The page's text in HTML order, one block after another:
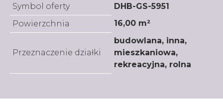
Symbol oferty
DHB-GS-5951
Powierzchnia
16,00 m²
Przeznaczenie działki
budowlana, inna,
mieszkaniowa,
rekreacyjna, rolna